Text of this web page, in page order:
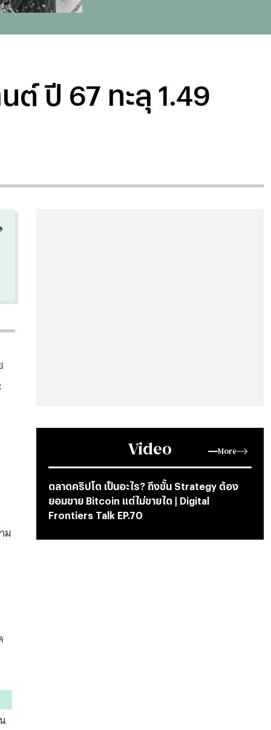
ต์ ปี 67 ทะลุ 1.49
Video More
ตลาดคริปโต เป็นอะไร? ถึงขั้น Strategy ต้อง
ยอมขาย Bitcoin แต่ไม่ขายไต | Digital
Frontiers Talk EP.70
ม